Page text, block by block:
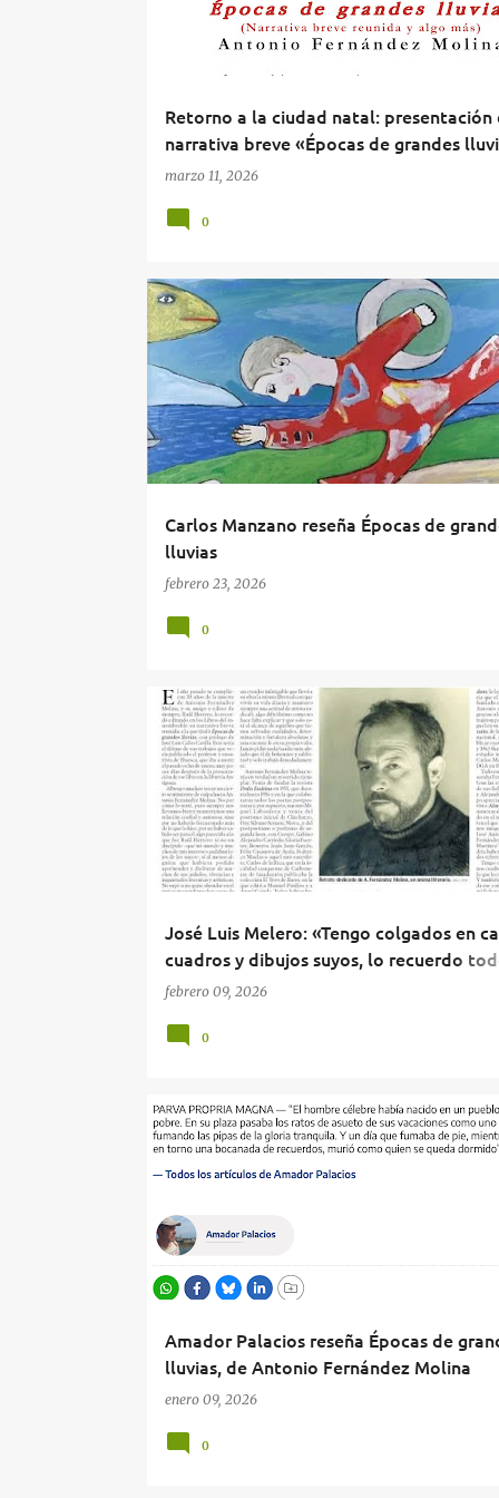
Retorno a la ciudad natal: presentación
narrativa breve «Épocas de grandes
marzo 11, 2026
0
Carlos Manzano reseña Épocas de
lluvias
febrero 23, 2026
CARLOS MANZANO ÉPOCAS DE GRANDES LLUVIAS
RESEÑA LIBROS DEL INNOMBRABLE
0
José Luis Melero: «Tengo colgados en
cuadros y dibujos suyos, lo recuerdo
días»
febrero 09, 2026
ARTES & LETRAS ÉPOCAS DE GRANDES LLUVIAS
0
Amador Palacios reseña Épocas de
lluvias, de Antonio Fernández Molina
enero 09, 2026
AMADOR PALACIOS
EL DIARIO
ÉPOCAS DE GRANDES LLUVIAS
0